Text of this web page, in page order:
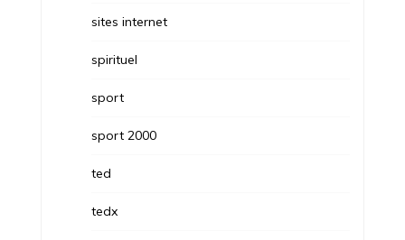
sites internet
spirituel
sport
sport 2000
ted
tedx